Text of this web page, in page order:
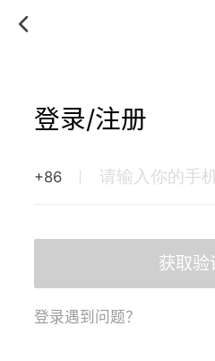
登录/注册
+86
获取验
登录遇到问题？